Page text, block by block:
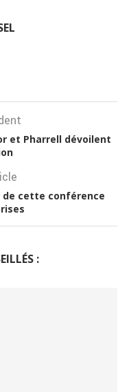
et Pharrell dévoilent
cette conférence
: